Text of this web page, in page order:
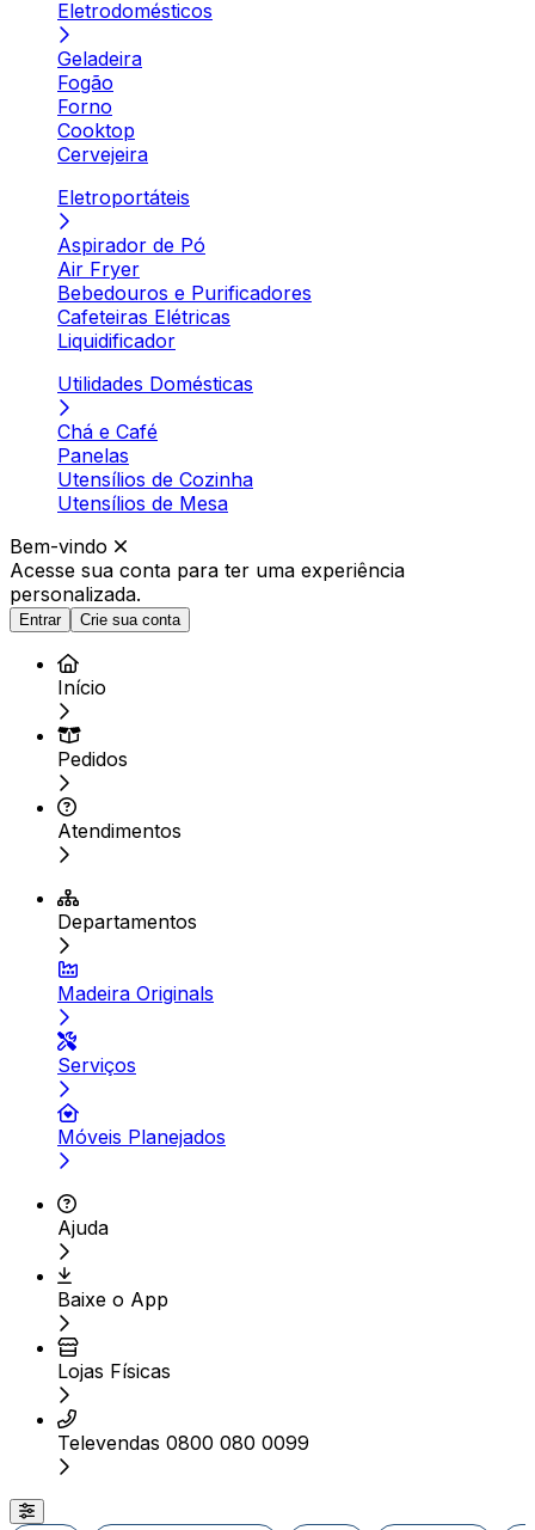
Eletrodomésticos
Geladeira
Fogão
Forno
Cooktop
Cervejeira
Eletroportáteis
Aspirador de Pó
Air Fryer
Bebedouros e Purificadores
Cafeteiras Elétricas
Liquidificador
Utilidades Domésticas
Chá e Café
Panelas
Utensílios de Cozinha
Utensílios de Mesa
Bem-vindo
Acesse sua conta para ter uma experiência
personalizada.
Entrar Crie sua conta
Início
Pedidos
Atendimentos
Departamentos
Madeira Originals
Serviços
Móveis Planejados
Ajuda
Baixe o App
Lojas Físicas
Televendas 0800 080 0099